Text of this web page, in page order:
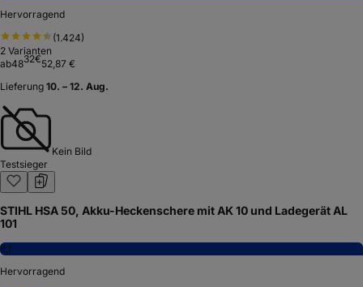
Hervorragend
(1.424)
2 Varianten
ab4832€52,87 €
Lieferung 10. – 12. Aug.
Kein Bild
Testsieger
STIHL HSA 50, Akku-Heckenschere mit AK 10 und Ladegerät AL
101
8,1
Hervorragend